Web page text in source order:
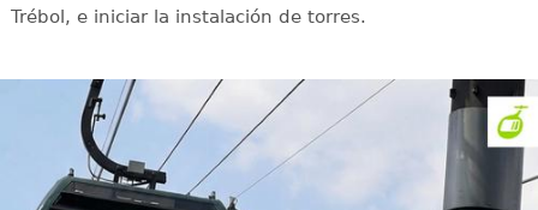
Trébol, e iniciar la instalación de torres.